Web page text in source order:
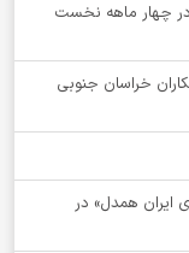
در چهار ماهه نخست
خراسان جنوبی
ایران همدل» در